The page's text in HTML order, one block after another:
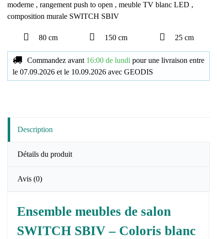
moderne , rangement push to open , meuble TV blanc LED ,
composition murale SWITCH SBIV
80 cm 150 cm 25 cm
Commandez avant 16:00 de lundi pour une livraison entre
le 07.09.2026 et le 10.09.2026 avec GEODIS
Description
Détails du produit
Avis (0)
Ensemble meubles de salon
SWITCH SBIV – Coloris blanc